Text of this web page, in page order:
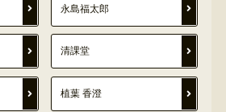
永島福太郎
清課堂
植葉 香澄